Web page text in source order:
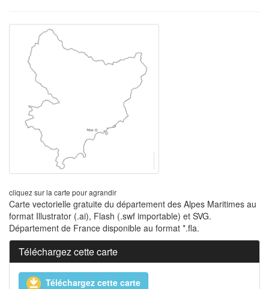
cliquez sur la carte pour agrandir
Carte vectorielle gratuite du département des Alpes Maritimes au
format Illustrator (.ai), Flash (.swf importable) et SVG.
Département de France disponible au format *.fla.
Téléchargez cette carte
Téléchargez cette carte